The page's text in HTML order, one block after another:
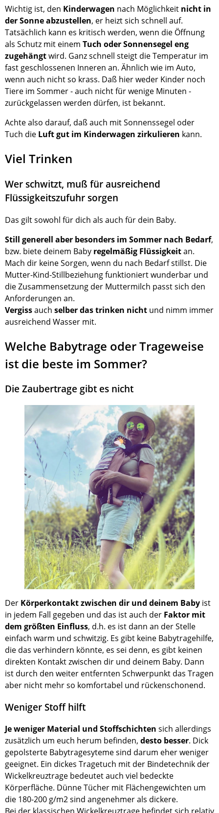
Wichtig ist, den Kinderwagen nach Möglichkeit nicht in
der Sonne abzustellen, er heizt sich schnell auf.
Tatsächlich kann es kritisch werden, wenn die Öffnung
als Schutz mit einem Tuch oder Sonnensegel eng
zugehängtwird. Ganz schnell steigt die Temperatur im
fast geschlossenen Inneren an. Ähnlich wie im Auto,
wenn auch nicht so krass. Daß hier weder Kinder noch
Tiere im Sommer - auch nicht für wenige Minuten -
zurückgelassen werden dürfen, ist bekannt.
Achte also darauf, daß auch mit Sonnenssegel oder
Tuch die Luft gut im Kinderwagen zirkulieren kann.
Viel Trinken
Wer schwitzt, muß für ausreichend
Flüssigkeitszufuhr sorgen
Das gilt sowohl für dich als auch für dein Baby.
Still generell aber besonders im Sommer nach Bedarf,
bzw. biete deinem Baby regelmäßig Flüssigkeitan.
Mach dir keine Sorgen, wenn du nach Bedarf stillst. Die
Mutter-Kind-Stillbeziehung funktioniert wunderbar und
die Zusammensetzung der Muttermilch passt sich den
Anforderungen an.
Vergissauch selber das trinken nicht und nimm immer
ausreichend Wasser mit.
Welche Babytrage oder Trageweise
ist die beste im Sommer?
Die Zaubertrage gibt es nicht
Der Körperkontakt zwischen dir und deinem Baby ist
in jedem Fall gegeben und das ist auch der Faktor mit
dem größten Einfluss, d.h. es ist dann an der Stelle
einfach warm und schwitzig. Es gibt keine Babytragehilfe,
die das verhindern könnte, es sei denn, es gibt keinen
direkten Kontakt zwischen dir und deinem Baby. Dann
ist durch den weiter entfernten Schwerpunkt das Tragen
aber nicht mehr so komfortabel und rückenschonend.
Weniger Stoff hilft
Je weniger Material und Stoffschichten sich allerdings
zusätzlich um euch herum befinden, desto besser. Dick
gepolsterte Babytragesyteme sind darum eher weniger
geeignet. Ein dickes Tragetuch mit der Bindetechnik der
Wickelkreuztrage bedeutet auch viel bedeckte
Körperfläche. Dünne Tücher mit Flächengewichten um
die 180-200 g/m2 sind angenehmer als dickere.